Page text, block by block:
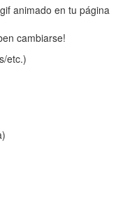
animado en tu página
cambiarse!
etc.)